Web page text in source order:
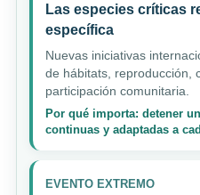
Las especies críticas
específica
Nuevas iniciativas
de hábitats, reproducción,
participación comunitaria.
Por qué importa: detener
continuas y adaptadas a
EVENTO EXTREMO